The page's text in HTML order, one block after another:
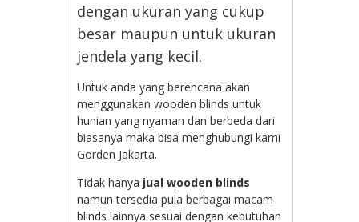
dengan ukuran yang cukup
besar maupun untuk ukuran
jendela yang kecil.
Untuk anda yang berencana akan
menggunakan wooden blinds untuk
hunian yang nyaman dan berbeda dari
biasanya maka bisa menghubungi kami
Gorden Jakarta.
Tidak hanya jual wooden blinds
namun tersedia pula berbagai macam
blinds lainnya sesuai dengan kebutuhan